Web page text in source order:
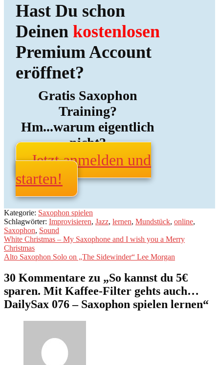
Hast Du schon
Deinen kostenlosen
Premium Account
eröffnet?
Gratis Saxophon
Training?
Hm...warum eigentlich
nicht?
Jetzt anmelden und
starten!
Kategorie: Saxophon spielen
Schlagwörter: Improvisieren, Jazz, lernen, Mundstück, online,
Saxophon, Sound
Beitragsnavigation
Vorheriger
Beitrag:
White Christmas – My Saxophone and I wish you a Merry
Christmas
Nächster
Alto Saxophon Solo on „The Sidewinder“ Lee Morgan
30 Kommentare zu „So kannst du 5€
sparen. Mit Kaffee-Filter gehts auch…
DailySax 076 – Saxophon spielen lernen“